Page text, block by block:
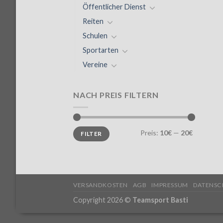
Öffentlicher Dienst
Reiten
Schulen
Sportarten
Vereine
NACH PREIS FILTERN
FILTER Preis: 10€ — 20€
VERSANDKOSTEN AGB IMPRESSUM
Copyright 2026 © Teamsport Basti